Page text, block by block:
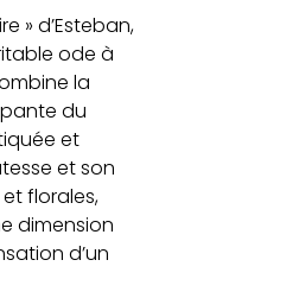
» d’Esteban,
ode à
la
du
et
et son
florales,
dimension
d’un